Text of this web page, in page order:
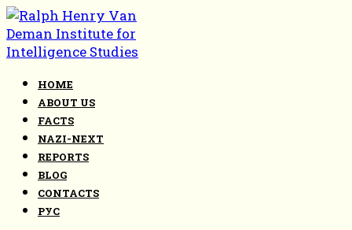
Skip
to
content
HOME
ABOUT US
FACTS
NAZI-NEXT
REPORTS
BLOG
CONTACTS
РУС